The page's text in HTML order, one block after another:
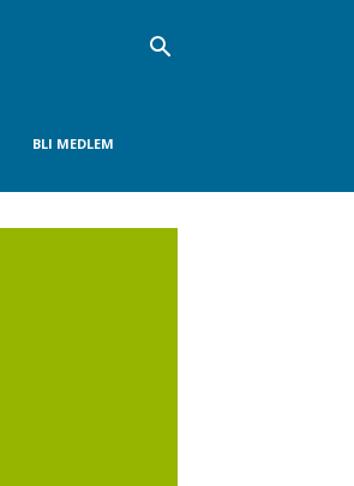
BLI MEDLEM